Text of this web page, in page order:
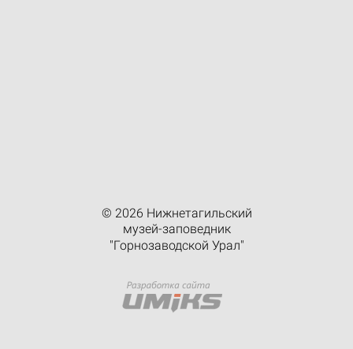
© 2026 Нижнетагильский
музей-заповедник
"Горнозаводской Урал"